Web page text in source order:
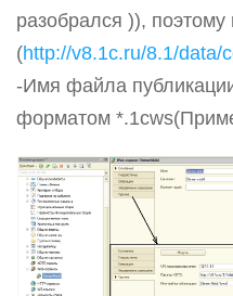
разобрался )),
(http://v8.1c.ru/8.1/data/
-Имя файла
форматом